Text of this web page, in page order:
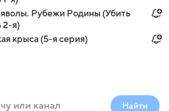
Рубежи Родины (Убить
2-я)
крыса (5-я серия)
Найти